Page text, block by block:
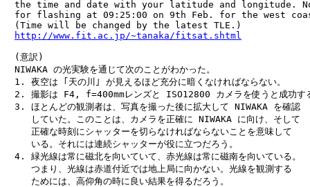
the time and date with your latitude and longitude.
for flashing at 09:25:00 on 9th Feb. for the west
(Time will be changed by the latest TLE.)
http://www.fit.ac.jp/~tanaka/fitsat.shtml
(意訳)
NIWAKA の光実験を通じて次のことがわかった。
1. 夜空は ｢天の川｣ が見えるほど充分に暗くなければならない。
2. 撮影は F4, f=400mmレンズと ISO12800 カメラを使うと成功す
3. ほとんどの観測者は、写真を撮った後に拡大して NIWAKA を確認
していた。このことは、カメラを正確に NIWAKA に向け、そして
正確な時刻にシャッターを切らなければならないことを意味して
いる。それには連続シャッターが役に立つだろう。
4. 緑光線は常に磁北を向いていて、赤光線は常に磁南を向いている。
つまり、光線は赤道付近では地上局に向かない。光線を観測する
ためには、高仰角の時に良い結果を得るだろう。